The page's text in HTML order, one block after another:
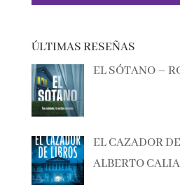
EL SÓTANO –